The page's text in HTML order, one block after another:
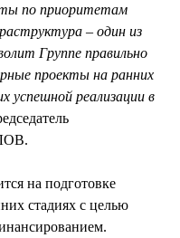
по приоритетам
– один из
Группе правильно
проекты на ранних
успешной реализации в
на подготовке
стадиях с целью